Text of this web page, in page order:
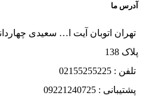
آدرس ما
تهران اتوبان آیت ا… سعیدی
پلاک 138
تلفن : 02155255225
پشتیبانی : 09221240725